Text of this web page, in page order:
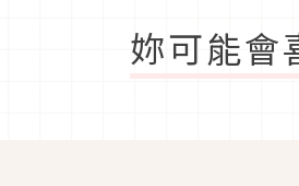
妳可能會